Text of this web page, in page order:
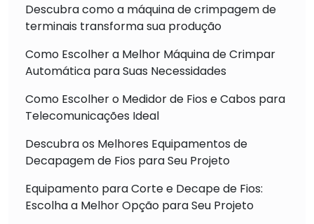
Descubra como a máquina de crimpagem de
terminais transforma sua produção
Como Escolher a Melhor Máquina de Crimpar
Automática para Suas Necessidades
Como Escolher o Medidor de Fios e Cabos para
Telecomunicações Ideal
Descubra os Melhores Equipamentos de
Decapagem de Fios para Seu Projeto
Equipamento para Corte e Decape de Fios:
Escolha a Melhor Opção para Seu Projeto